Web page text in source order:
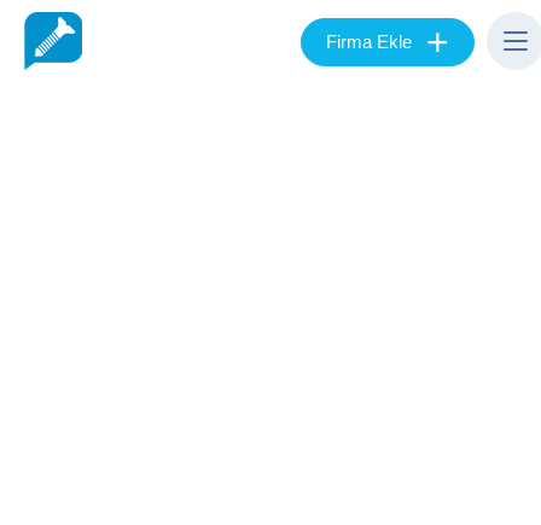
Firma Ekle +